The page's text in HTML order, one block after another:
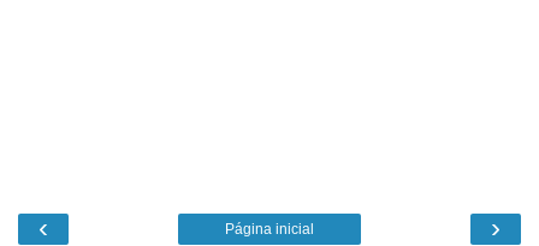
‹ ›
Página inicial